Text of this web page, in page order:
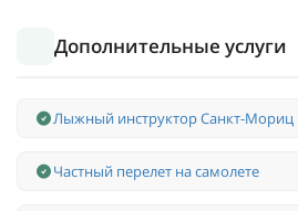
Дополнительные услуги
Лыжный инструктор Санкт-Мориц
Частный перелет на самолете